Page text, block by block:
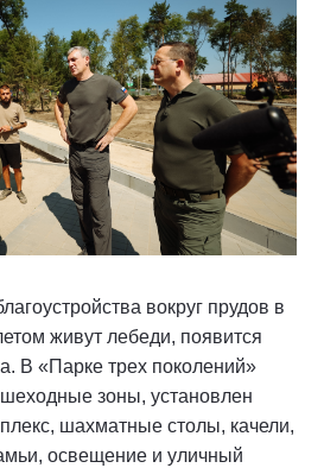
вокруг прудов в
живут лебеди, появится
В «Парке трех поколений»
зоны, установлен
шахматные столы, качели,
освещение и уличный